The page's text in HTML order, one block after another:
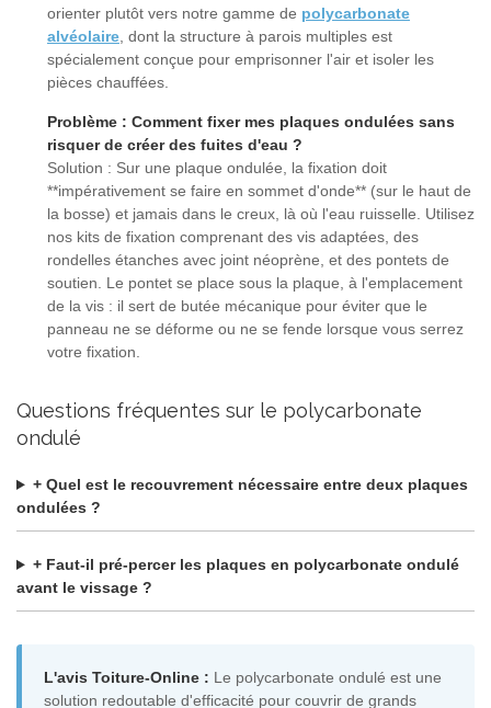
orienter plutôt vers notre gamme de polycarbonate
alvéolaire , dont la structure à parois multiples est
spécialement conçue pour emprisonner l'air et isoler les
pièces chauffées.
Problème : Comment fixer mes plaques ondulées sans
risquer de créer des fuites d'eau ?
Solution : Sur une plaque ondulée, la fixation doit
**impérativement se faire en sommet d'onde** (sur le haut de
la bosse) et jamais dans le creux, là où l'eau ruisselle. Utilisez
nos kits de fixation comprenant des vis adaptées, des
rondelles étanches avec joint néoprène, et des pontets de
soutien. Le pontet se place sous la plaque, à l'emplacement
de la vis : il sert de butée mécanique pour éviter que le
panneau ne se déforme ou ne se fende lorsque vous serrez
votre fixation.
Questions fréquentes sur le polycarbonate
ondulé
+ Quel est le recouvrement nécessaire entre deux plaques
ondulées ?
+ Faut-il pré-percer les plaques en polycarbonate ondulé
avant le vissage ?
L'avis Toiture-Online : Le polycarbonate ondulé est une
solution redoutable d'efficacité pour couvrir de grands